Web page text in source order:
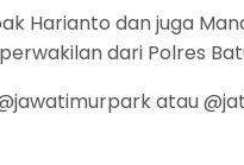
Harianto dan juga
dari Polres
atau